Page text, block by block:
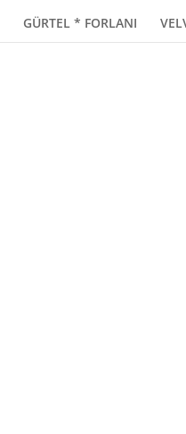
GÜRTEL * FORLANI